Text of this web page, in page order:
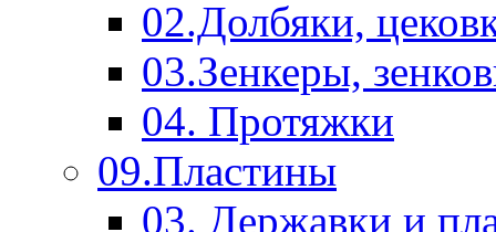
02.Долбяки,
03.Зенкеры,
04. Протяжки
09.Пластины
03. Державки и